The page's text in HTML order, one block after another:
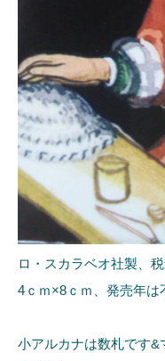
ロ・スカラベオ社製、税
4ｃｍ×8ｃｍ、発売年は
小アルカナは数札です